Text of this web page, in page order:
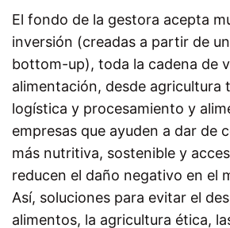
El fondo de la gestora acepta
inversión (creadas a partir de
bottom-up), toda la cadena de
alimentación, desde agricultura
logística y procesamiento y
empresas que ayuden a dar de
más nutritiva, sostenible y
reducen el daño negativo en el
Así, soluciones para evitar el
alimentos, la agricultura ética,